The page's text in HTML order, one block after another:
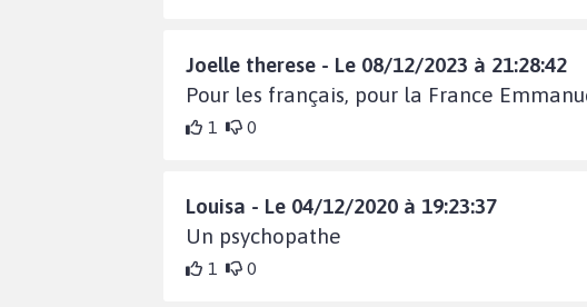
Joelle therese - Le 08/12/2023 à 21:28:42
Pour les français, pour la France
1 0
Louisa - Le 04/12/2020 à 19:23:37
Un psychopathe
1 0